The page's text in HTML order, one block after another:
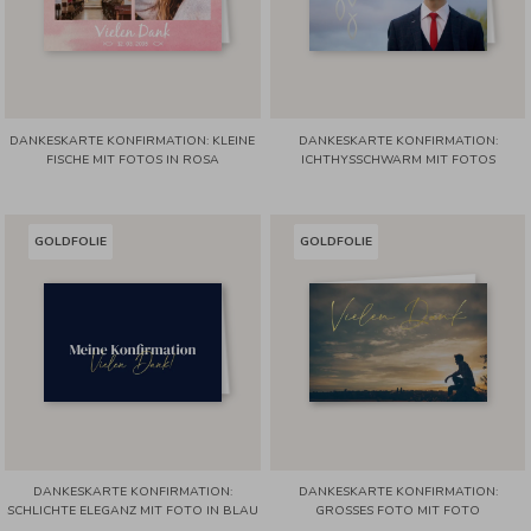
DANKESKARTE KONFIRMATION: KLEINE
FISCHE MIT FOTOS IN ROSA
DANKESKARTE KONFIRMATION:
ICHTHYSSCHWARM MIT FOTOS
GOLDFOLIE
DANKESKARTE KONFIRMATION:
SCHLICHTE ELEGANZ MIT FOTO IN BLAU
GOLDFOLIE
DANKESKARTE KONFIRMATION:
GROSSES FOTO MIT FOTO